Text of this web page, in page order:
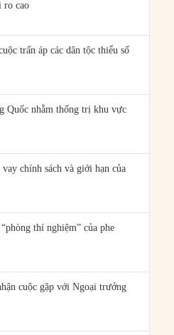
ro cao
trấn áp các dân tộc thiểu số
Quốc nhằm thống trị khu vực
chính sách và giới hạn của
thí nghiệm” của phe
cuộc gặp với Ngoại trưởng